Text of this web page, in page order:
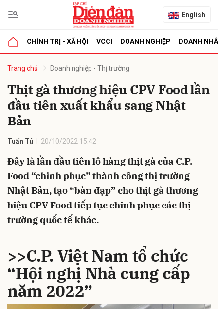
English
CHÍNH TRỊ - XÃ HỘI VCCI DOANH NGHIỆP DOANH
Trang chủ Doanh nghiệp - Thị trường
Thịt gà thương hiệu CPV Food lần
đầu tiên xuất khẩu sang Nhật
Bản
Tuấn Tú 20/10/2022 15:42
Đây là lần đầu tiên lô hàng thịt gà của C.P.
Food “chinh phục” thành công thị trường
Nhật Bản, tạo “bàn đạp” cho thịt gà thương
hiệu CPV Food tiếp tục chinh phục các thị
trường quốc tế khác.
>>C.P. Việt Nam tổ chức
“Hội nghị Nhà cung cấp
năm 2022”
luận
Hủy